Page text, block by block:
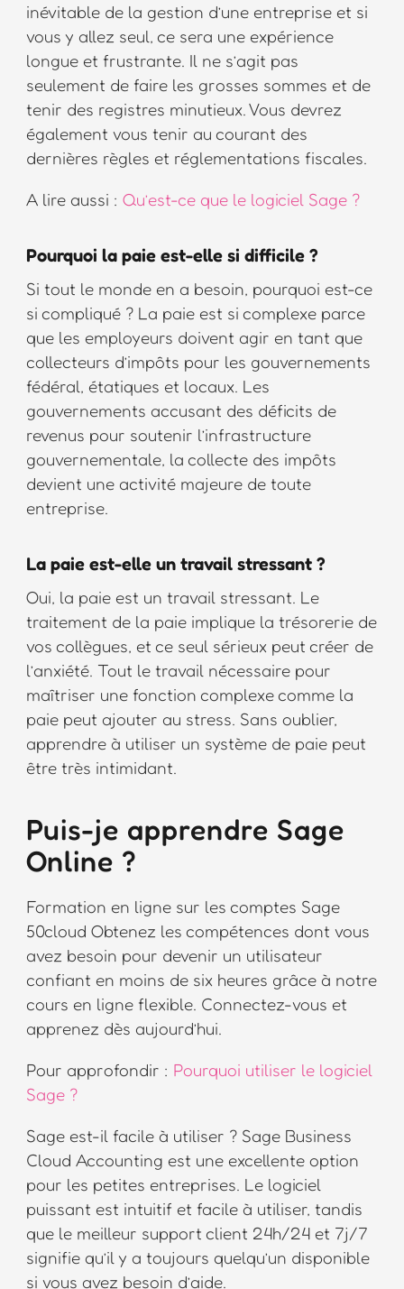
inévitable de la gestion d’une entreprise et si
vous y allez seul, ce sera une expérience
longue et frustrante. Il ne s’agit pas
seulement de faire les grosses sommes et de
tenir des registres minutieux. Vous devrez
également vous tenir au courant des
dernières règles et réglementations fiscales.
A lire aussi : Qu’est-ce que le logiciel Sage ?
Pourquoi la paie est-elle si difficile ?
Si tout le monde en a besoin, pourquoi est-ce
si compliqué ? La paie est si complexe parce
que les employeurs doivent agir en tant que
collecteurs d’impôts pour les gouvernements
fédéral, étatiques et locaux. Les
gouvernements accusant des déficits de
revenus pour soutenir l’infrastructure
gouvernementale, la collecte des impôts
devient une activité majeure de toute
entreprise.
La paie est-elle un travail stressant ?
Oui, la paie est un travail stressant. Le
traitement de la paie implique la trésorerie de
vos collègues, et ce seul sérieux peut créer de
l’anxiété. Tout le travail nécessaire pour
maîtriser une fonction complexe comme la
paie peut ajouter au stress. Sans oublier,
apprendre à utiliser un système de paie peut
être très intimidant.
Puis-je apprendre Sage
Online ?
Formation en ligne sur les comptes Sage
50cloud Obtenez les compétences dont vous
avez besoin pour devenir un utilisateur
confiant en moins de six heures grâce à notre
cours en ligne flexible. Connectez-vous et
apprenez dès aujourd’hui.
Pour approfondir : Pourquoi utiliser le logiciel
Sage ?
Sage est-il facile à utiliser ? Sage Business
Cloud Accounting est une excellente option
pour les petites entreprises. Le logiciel
puissant est intuitif et facile à utiliser, tandis
que le meilleur support client 24h/24 et 7j/7
signifie qu’il y a toujours quelqu’un disponible
si vous avez besoin d’aide.